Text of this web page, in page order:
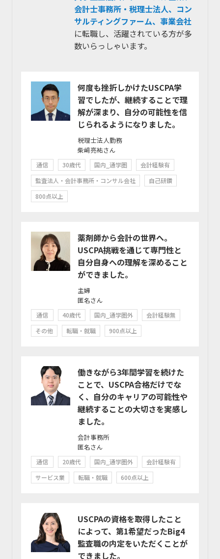
会計士事務所・税理士法人、コン
サルティングファーム、事業会社
に転職し、活躍されている方が多
数いらっしゃいます。
何度も挫折しかけたUSCPA学
習でしたが、継続することで理
解が深まり、自分の可能性を信
じられるようになりました。
税理士法人勤務
柴﨑亮祐さん
通信 30歳代 国内_通学圏
会計経験有
監査法人・会計事務所・コンサル会社
自己研鑽
800点以上
薬剤師から会計の世界へ。
USCPA挑戦を通じて専門性と
自分自身への理解を深めること
ができました。
主婦
匿名さん
通信 40歳代 国内_通学圏外
会計経験無
その他
転職・就職 900点以上
働きながら3年間学習を続けた
ことで、USCPA合格だけでな
く、自分のキャリアの可能性や
継続することの大切さを実感し
ました。
会計事務所
匿名さん
通信 20歳代 国内_通学圏外
会計経験有
サービス業
転職・就職 600点以上
USCPAの資格を取得したこと
によって、第1希望だったBig4
監査職の内定をいただくことが
できました。